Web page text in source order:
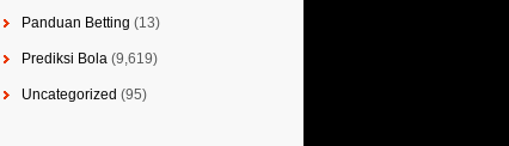
Panduan Betting (13)
Prediksi Bola (9,619)
Uncategorized (95)